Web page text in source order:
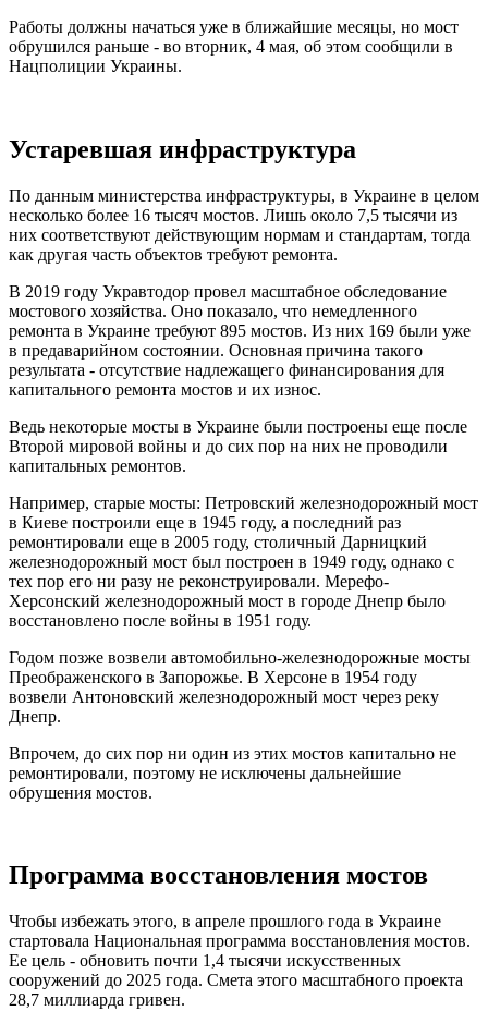
Работы должны начаться уже в ближайшие месяцы, но мост
обрушился раньше - во вторник, 4 мая, об этом сообщили в
Нацполиции Украины.
Устаревшая инфраструктура
По данным министерства инфраструктуры, в Украине в целом
несколько более 16 тысяч мостов. Лишь около 7,5 тысячи из
них соответствуют действующим нормам и стандартам, тогда
как другая часть объектов требуют ремонта.
В 2019 году Укравтодор провел масштабное обследование
мостового хозяйства. Оно показало, что немедленного
ремонта в Украине требуют 895 мостов. Из них 169 были уже
в предаварийном состоянии. Основная причина такого
результата - отсутствие надлежащего финансирования для
капитального ремонта мостов и их износ.
Ведь некоторые мосты в Украине были построены еще после
Второй мировой войны и до сих пор на них не проводили
капитальных ремонтов.
Например, старые мосты: Петровский железнодорожный мост
в Киеве построили еще в 1945 году, а последний раз
ремонтировали еще в 2005 году, столичный Дарницкий
железнодорожный мост был построен в 1949 году, однако с
тех пор его ни разу не реконструировали. Мерефо-
Херсонский железнодорожный мост в городе Днепр было
восстановлено после войны в 1951 году.
Годом позже возвели автомобильно-железнодорожные мосты
Преображенского в Запорожье. В Херсоне в 1954 году
возвели Антоновский железнодорожный мост через реку
Днепр.
Впрочем, до сих пор ни один из этих мостов капитально не
ремонтировали, поэтому не исключены дальнейшие
обрушения мостов.
Программа восстановления мостов
Чтобы избежать этого, в апреле прошлого года в Украине
стартовала Национальная программа восстановления мостов.
Ее цель - обновить почти 1,4 тысячи искусственных
сооружений до 2025 года. Смета этого масштабного проекта
28,7 миллиарда гривен.